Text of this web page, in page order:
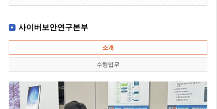
사이버보안연구본부
소개
수행업무